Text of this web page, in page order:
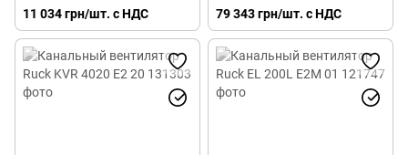
11 034 грн/шт. с НДС 79 343 грн/шт. с НДС